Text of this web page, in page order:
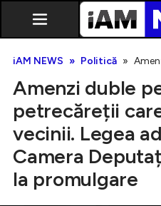
Exclusiv
iAM NEWS Politică
Amenzi duble
petrecăreții
vecinii. Legea
Camera
la promulgare